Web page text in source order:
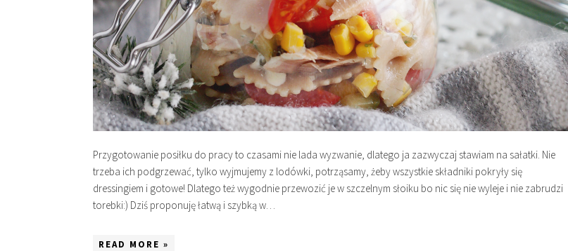
Przygotowanie posiłku do pracy to czasami nie lada wyzwanie, dlatego ja zazwyczaj stawiam na sałatki. Nie
trzeba ich podgrzewać, tylko wyjmujemy z lodówki, potrząsamy, żeby wszystkie składniki pokryły się
dressingiem i gotowe! Dlatego też wygodnie przewozić je w szczelnym słoiku bo nic się nie wyleje i nie zabrudzi
torebki:) Dziś proponuję łatwą i szybką w…
READ MORE »